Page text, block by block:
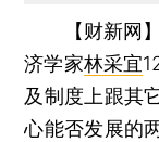
【财新网
济学家林采宜
及制度上跟其
心能否发展的